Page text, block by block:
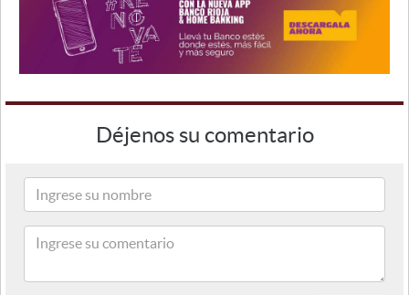
Déjenos su comentario